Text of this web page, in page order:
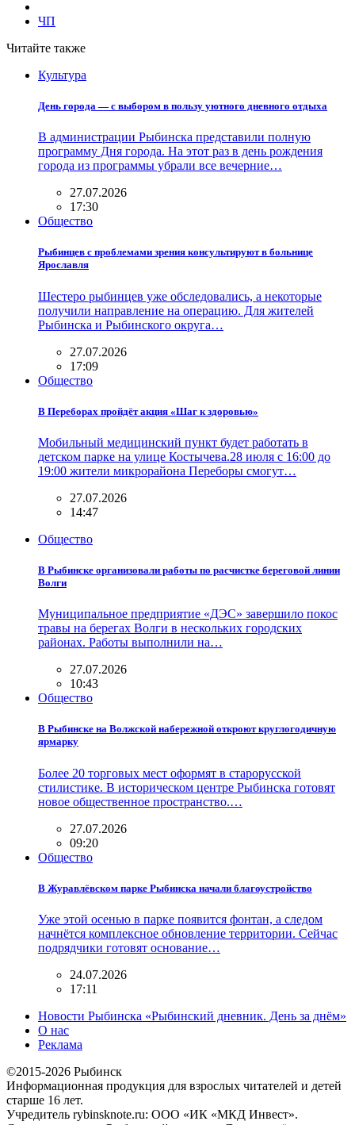
ЧП
Читайте также
Культура
День города — с выбором в пользу уютного дневного отдыха
В администрации Рыбинска представили полную
программу Дня города. На этот раз в день рождения
города из программы убрали все вечерние…
27.07.2026
17:30
Общество
Рыбинцев с проблемами зрения консультируют в больнице
Ярославля
Шестеро рыбинцев уже обследовались, а некоторые
получили направление на операцию. Для жителей
Рыбинска и Рыбинского округа…
27.07.2026
17:09
Общество
В Переборах пройдёт акция «Шаг к здоровью»
Мобильный медицинский пункт будет работать в
детском парке на улице Костычева.28 июля с 16:00 до
19:00 жители микрорайона Переборы смогут…
27.07.2026
14:47
Общество
В Рыбинске организовали работы по расчистке береговой линии
Волги
Муниципальное предприятие «ДЭС» завершило покос
травы на берегах Волги в нескольких городских
районах. Работы выполнили на…
27.07.2026
10:43
Общество
В Рыбинске на Волжской набережной откроют круглогодичную
ярмарку
Более 20 торговых мест оформят в старорусской
стилистике. В историческом центре Рыбинска готовят
новое общественное пространство.…
27.07.2026
09:20
Общество
В Журавлёвском парке Рыбинска начали благоустройство
Уже этой осенью в парке появится фонтан, а следом
начнётся комплексное обновление территории. Сейчас
подрядчики готовят основание…
24.07.2026
17:11
Новости Рыбинска «Рыбинский дневник. День за днём»
О нас
Реклама
©2015-2026 Рыбинск
Информационная продукция для взрослых читателей и детей
старше 16 лет.
Учредитель rybinsknote.ru: ООО «ИК «МКД Инвест».